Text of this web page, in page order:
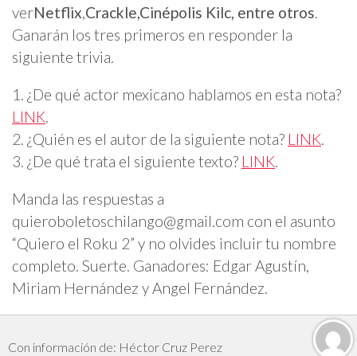
verNetflix Crackle, Cinépolis Kilc, entre otros
Ganarán los tres primeros en responder la
siguiente trivia.
1. ¿De qué actor mexicano hablamos en esta nota?
LINK.
2. ¿Quién es el autor de la siguiente nota? LINK.
3. ¿De qué trata el siguiente texto? LINK.
Manda las respuestas a
quieroboletoschilango@gmail.com con el asunto
“Quiero el Roku 2” y no olvides incluir tu nombre
completo. Suerte. Ganadores: Edgar Agustín,
Miriam Hernández y Angel Fernández.
Con información de: Héctor Cruz Perez